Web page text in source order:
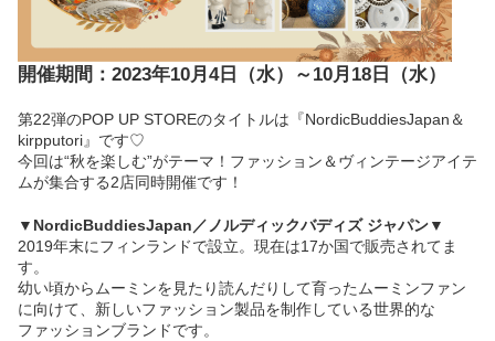
開催期間：2023年10月4日（水）～10月18日（水）
第22弾のPOP UP STOREのタイトルは『NordicBuddiesJapan＆
kirpputori』です♡
今回は“秋を楽しむ”がテーマ！ファッション＆ヴィンテージアイテ
ムが集合する2店同時開催です！
▼ NordicBuddiesJapan／ノルディックバディズ ジャパン▼
2019年末にフィンランドで設立。現在は17か国で販売されてま
す。
幼い頃からムーミンを見たり読んだりして育ったムーミンファン
に向けて、新しいファッション製品を制作している世界的な
ファッションブランドです。